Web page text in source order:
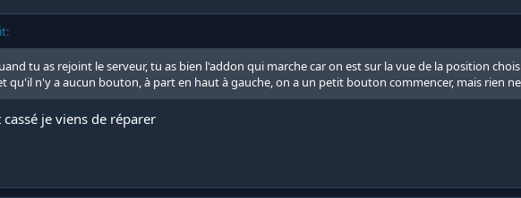
tu as rejoint le serveur, tu as bien l'addon qui marche car on est sur la vue de la position
qu'il n'y a aucun bouton, à part en haut à gauche, on a un petit bouton commencer, mais rien
cassé je viens de réparer